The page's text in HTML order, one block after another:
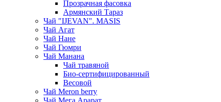
Прозрачная фасовка
Армянский Тараз
Чай "IJEVAN". MASIS
Чай Агат
Чай Нане
Чай Гюмри
Чай Манана
Чай травяной
Био-сертифицированный
Весовой
Чай Meron berry
Чай Мега Арарат